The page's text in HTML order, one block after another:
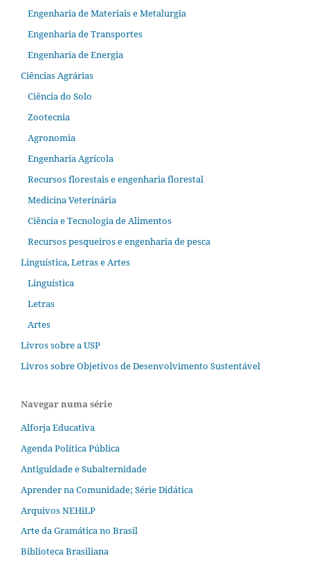
Engenharia de Materiais e Metalurgia
Engenharia de Transportes
Engenharia de Energia
Ciências Agrárias
Ciência do Solo
Zootecnia
Agronomia
Engenharia Agrícola
Recursos florestais e engenharia florestal
Medicina Veterinária
Ciência e Tecnologia de Alimentos
Recursos pesqueiros e engenharia de pesca
Linguística, Letras e Artes
Linguística
Letras
Artes
Livros sobre a USP
Livros sobre Objetivos de Desenvolvimento Sustentável
Navegar numa série
Alforja Educativa
Agenda Política Pública
Antiguidade e Subalternidade
Aprender na Comunidade; Série Didática
Arquivos NEHiLP
Arte da Gramática no Brasil
Biblioteca Brasiliana